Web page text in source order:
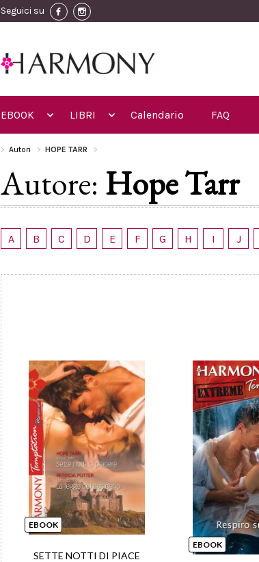
Seguici su
EBOOK LIBRI Calendario FAQ
Autori HOPE TARR
Autore: Hope Tarr
A B C D E F G H I J
EBOOK
SETTE NOTTI DI PIACE
EBOOK